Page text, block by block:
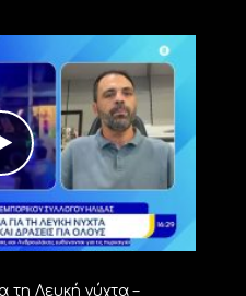
τη Λευκή νύχτα –